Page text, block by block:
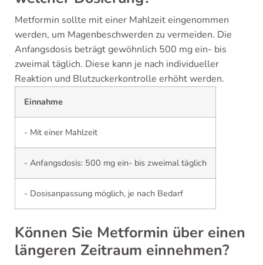
Metformin sollte mit einer Mahlzeit eingenommen
werden, um Magenbeschwerden zu vermeiden. Die
Anfangsdosis beträgt gewöhnlich 500 mg ein- bis
zweimal täglich. Diese kann je nach individueller
Reaktion und Blutzuckerkontrolle erhöht werden.
Einnahme
- Mit einer Mahlzeit
- Anfangsdosis: 500 mg ein- bis zweimal täglich
- Dosisanpassung möglich, je nach Bedarf
Können Sie Metformin über einen
längeren Zeitraum einnehmen?